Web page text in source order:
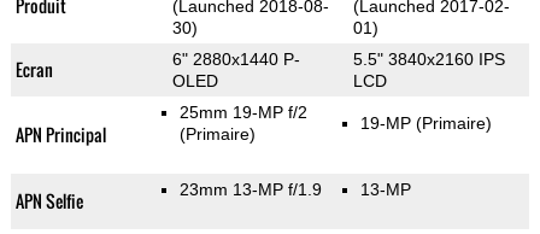
Produit
(Launched 2018-08-
30)
(Launched 2017-02-
01)
Ecran
6" 2880x1440 P-
OLED
5.5" 3840x2160 IPS
LCD
APN Principal
25mm 19-MP f/2
(Primaire)
19-MP (Primaire)
APN Selfie 23mm 13-MP f/1.9 13-MP